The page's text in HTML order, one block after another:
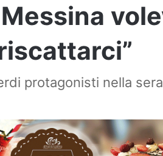
protagonisti nella